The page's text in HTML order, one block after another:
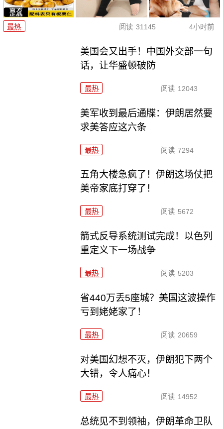
最热 阅读 31145 4小时前
美国会又出手！中国外交部一句
话，让华盛顿破防
最热 阅读 12043
美军收到最后通牒：伊朗居然要
求美答应这六条
最热 阅读 7294
五角大楼急疯了！伊朗这场仗把
美帝家底打穿了！
最热 阅读 5672
箭式反导系统测试完成！以色列
重定义下一场战争
最热 阅读 5203
省440万丢5座城？美国这波操作
亏到姥姥家了！
最热 阅读 20659
对美国幻想不灭，伊朗犯下两个
大错，令人痛心！
最热 阅读 14952
总统见不到领袖，伊朗革命卫队